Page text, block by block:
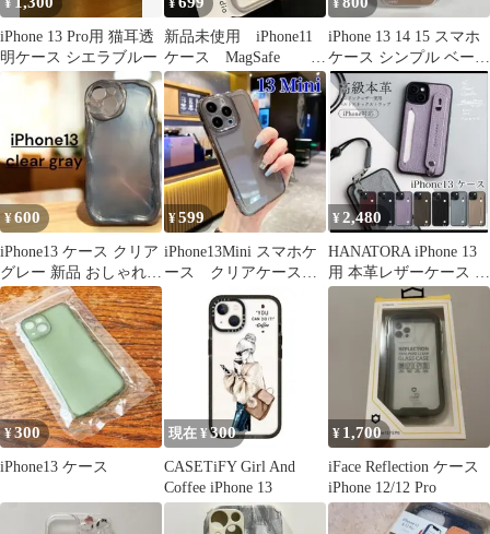
¥
iPhone 13 Pro用 猫耳透
明ケース シエラブルー
¥
新品未使用 iPhone11
ケース MagSafe グ
レー 01
¥
iPhone 13 14 15 スマホ
ケース シンプル ベージ
ュ 新品 34
¥600
iPhone13 ケース クリア
グレー 新品 おしゃれ
保護カバー TPU
¥599
iPhone13Mini スマホケ
ース クリアケース
ブラック 06
¥2,480
HANATORA iPhone 13
用 本革レザーケース 背
面ベルト付
¥300
iPhone13 ケース
現在 ¥300
CASETiFY Girl And
Coffee iPhone 13
¥ 1,700
iFace Reflection ケース
iPhone 12/12 Pro